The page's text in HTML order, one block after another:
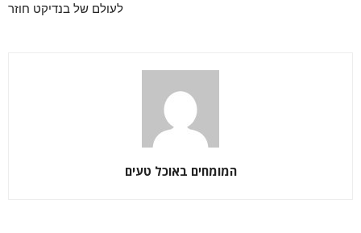
לעולם של בנדיקט חוזר
המומחים באוכל טעים